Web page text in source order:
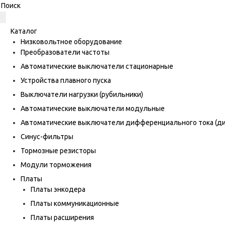
Каталог
Низковольтное оборудование
Преобразователи частоты
Автоматические выключатели стационарные
Устройства плавного пуска
Выключатели нагрузки (рубильники)
Автоматические выключатели модульные
Автоматические выключатели дифференциального тока
Синус-фильтры
Тормозные резисторы
Модули торможения
Платы
Платы энкодера
Платы коммуникационные
Платы расширения